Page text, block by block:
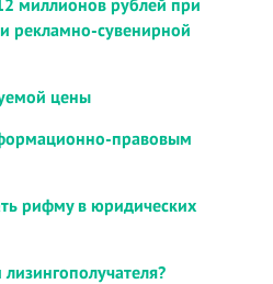
рекламно-сувенирной
цены
правовым
рифму в юридических